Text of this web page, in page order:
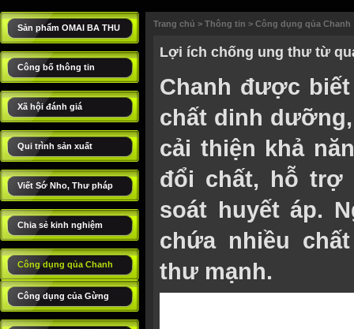
Sản phẩm OMAI BA THU
Công bố thông tin
Xã hội đánh giá
Qui trình sản xuất
Viết Sớ Nho, Thư pháp
Chia sẻ kinh nghiệm
Công dụng qủa Chanh
Công dụng của Gừng
Trang chủ > Thông tin > Công dụng qủa Chanh
Lợi ích chống ung thư từ
Chanh được
chất dinh
cải thiện khả
đổi chất, hỗ trợ
soát huyết áp.
chứa nhiều
thư mạnh.